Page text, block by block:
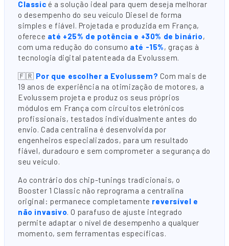
Classic é a solução ideal para quem deseja melhorar
o desempenho do seu veículo Diesel de forma
simples e fiável. Projetada e produzida em França,
oferece até +25% de potência e +30% de binário,
com uma redução do consumo até -15%, graças à
tecnologia digital patenteada da Evolussem.
🇫🇷 Por que escolher a Evolussem? Com mais de
19 anos de experiência na otimização de motores, a
Evolussem projeta e produz os seus próprios
módulos em França com circuitos eletrónicos
profissionais, testados individualmente antes do
envio. Cada centralina é desenvolvida por
engenheiros especializados, para um resultado
fiável, duradouro e sem comprometer a segurança do
seu veículo.
Ao contrário dos chip-tunings tradicionais, o
Booster 1 Classic não reprograma a centralina
original: permanece completamente reversível e
não invasivo. O parafuso de ajuste integrado
permite adaptar o nível de desempenho a qualquer
momento, sem ferramentas específicas.